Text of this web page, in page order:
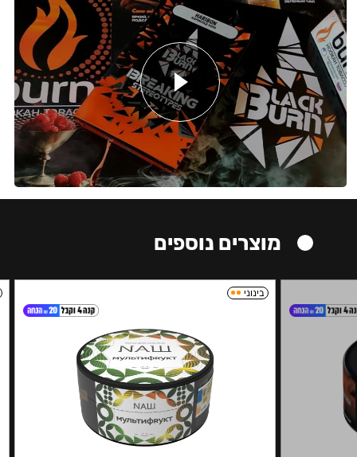
מוצרים נוספים
בינוני